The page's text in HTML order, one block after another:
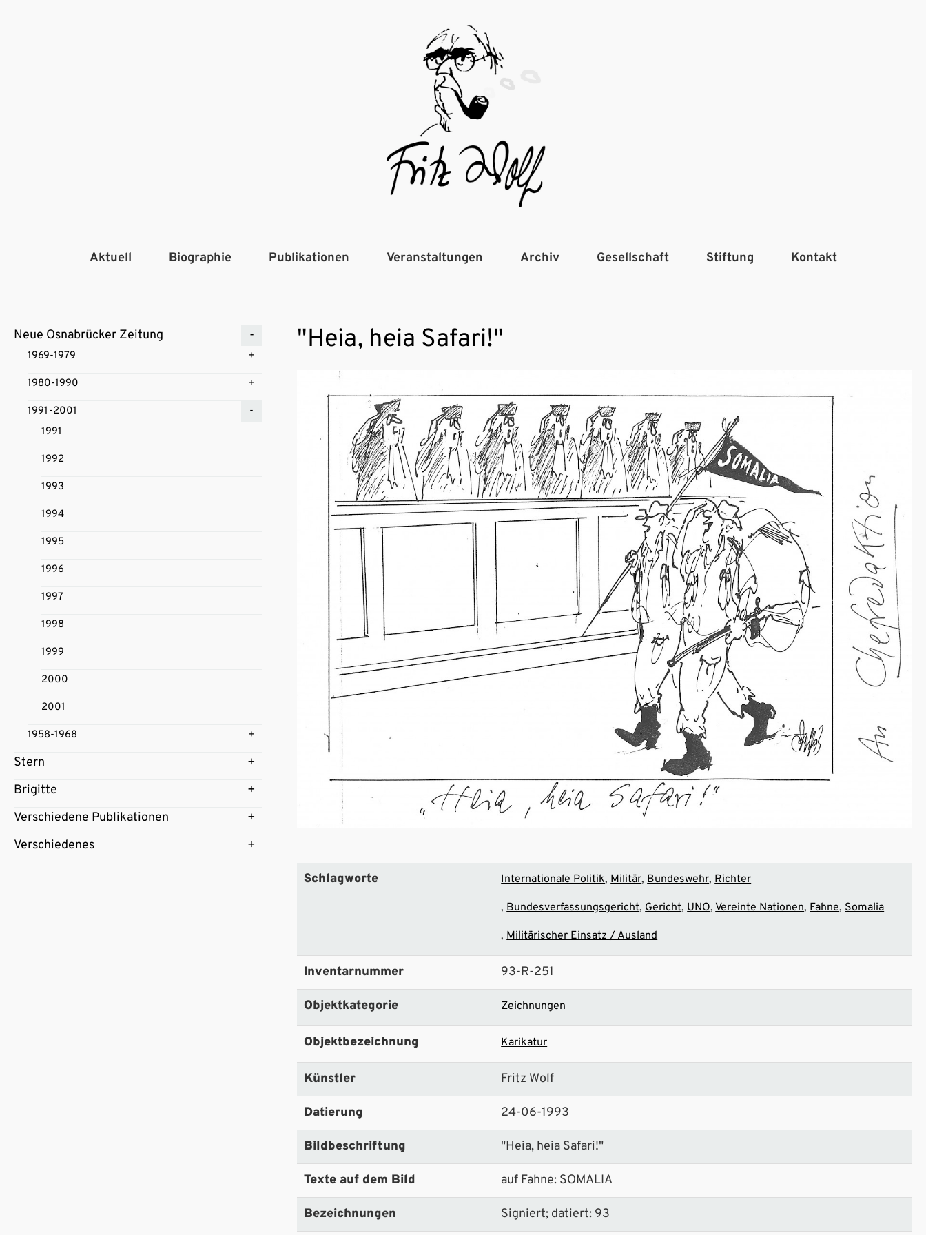
Aktuell Biographie Publikationen Veranstaltungen Archiv Gesellschaft Stiftung Kontakt
Neue Osnabrücker Zeitung
1969-1979
1980-1990
1991-2001
1991
1992
1993
1994
1995
1996
1997
1998
1999
2000
2001
1958-1968
Stern
Brigitte
Verschiedene Publikationen
Verschiedenes
"Heia, heia Safari!"
Schlagworte Internationale Politik Militär Bundeswehr Richter
Bundesverfassungsgericht Gericht UNO Vereinte Nationen Fahne Somalia
Militärischer Einsatz / Ausland
Inventarnummer 93-R-251
Objektkategorie Zeichnungen
Objektbezeichnung Karikatur
Künstler Fritz Wolf
Datierung 24-06-1993
Bildbeschriftung "Heia, heia Safari!"
Texte auf dem Bild auf Fahne: SOMALIA
Bezeichnungen Signiert; datiert: 93